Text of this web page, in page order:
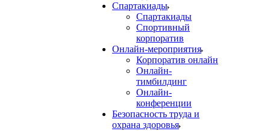
Спартакиады
Спартакиады
Спортивный
корпоратив
Онлайн-мероприятия
Корпоратив онлайн
Онлайн-
тимбилдинг
Онлайн-
конференции
Безопасность труда и
охрана здоровья